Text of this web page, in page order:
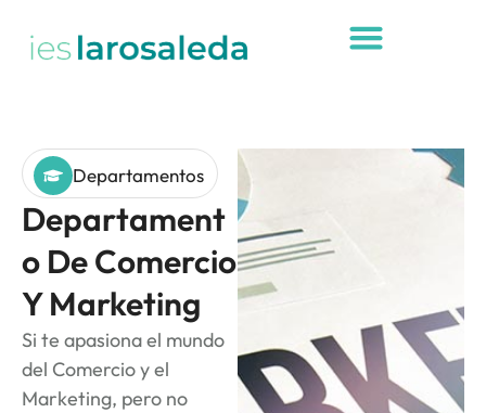
Departamentos
Departament
O De Comercio
Y Marketing
Si te apasiona el mundo
del Comercio y el
Marketing, pero no